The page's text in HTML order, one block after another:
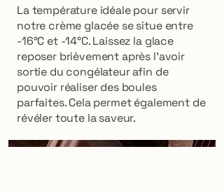
La température idéale pour servir
notre crème glacée se situe entre
-16°C et -14°C. Laissez la glace
reposer brièvement après l'avoir
sortie du congélateur afin de
pouvoir réaliser des boules
parfaites. Cela permet également de
révéler toute la saveur.